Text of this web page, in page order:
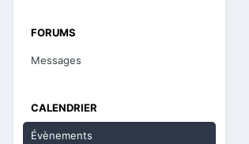
FORUMS
Messages
CALENDRIER
Évènements